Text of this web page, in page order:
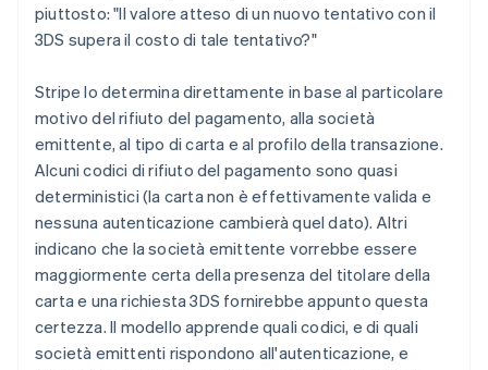
piuttosto: "Il valore atteso di un nuovo tentativo con il
3DS supera il costo di tale tentativo?"
Stripe lo determina direttamente in base al particolare
motivo del rifiuto del pagamento, alla società
emittente, al tipo di carta e al profilo della transazione.
Alcuni codici di rifiuto del pagamento sono quasi
deterministici (la carta non è effettivamente valida e
nessuna autenticazione cambierà quel dato). Altri
indicano che la società emittente vorrebbe essere
maggiormente certa della presenza del titolare della
carta e una richiesta 3DS fornirebbe appunto questa
certezza. Il modello apprende quali codici, e di quali
società emittenti rispondono all'autenticazione, e